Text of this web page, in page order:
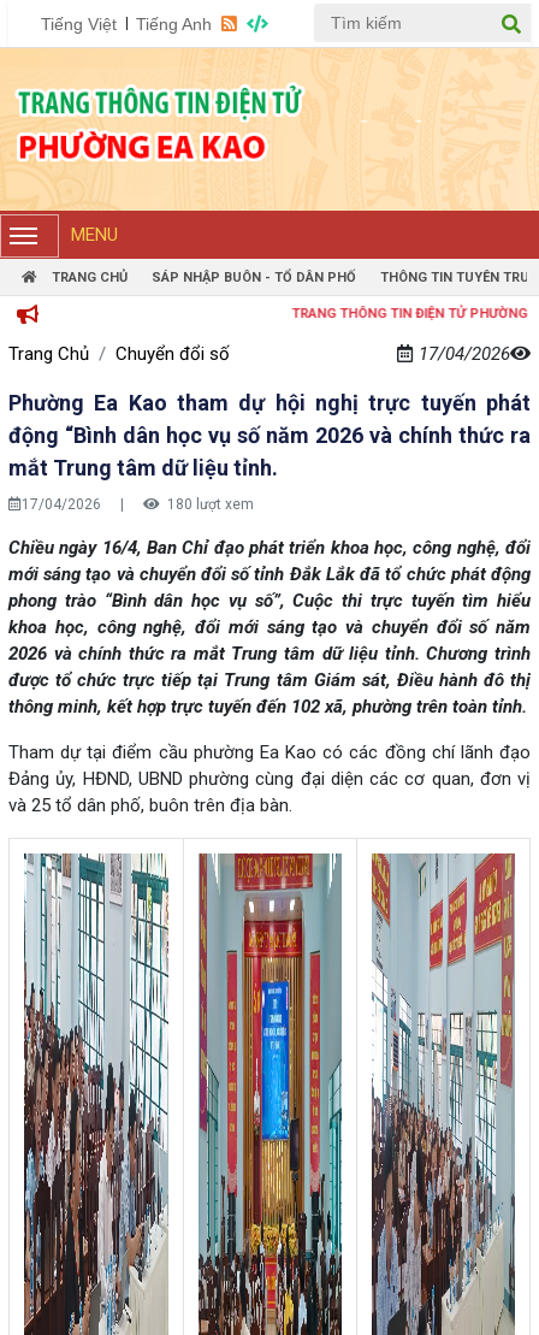
Tiếng Việt Tiếng Anh
MENU
TRANG CHỦ SÁP NHẬP BUÔN - TỔ DÂN PHỐ THÔNG TIN TUYÊN
TRANG THÔNG TIN ĐIỆN TỬ PHƯỜNG EAKAO
Trang Chủ Chuyển đổi số 17/04/2026
Phường Ea Kao tham dự hội nghị trực tuyến phát
động “Bình dân học vụ số năm 2026 và chính thức ra
mắt Trung tâm dữ liệu tỉnh.
17/04/2026 180 lượt xem
Chiều ngày 16/4, Ban Chỉ đạo phát triển khoa học, công nghệ, đổi
mới sáng tạo và chuyển đổi số tỉnh Đắk Lắk đã tổ chức phát động
phong trào “Bình dân học vụ số”, Cuộc thi trực tuyến tìm hiểu
khoa học, công nghệ, đổi mới sáng tạo và chuyển đổi số năm
2026 và chính thức ra mắt Trung tâm dữ liệu tỉnh. Chương trình
được tổ chức trực tiếp tại Trung tâm Giám sát, Điều hành đô thị
thông minh, kết hợp trực tuyến đến 102 xã, phường trên toàn tỉnh.
Tham dự tại điểm cầu phường Ea Kao có các đồng chí lãnh đạo
Đảng ủy, HĐND, UBND phường cùng đại diện các cơ quan, đơn vị
và 25 tổ dân phố, buôn trên địa bàn.